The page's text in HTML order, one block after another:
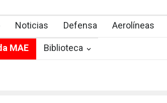
Noticias Defensa Aerolíneas
MAE Biblioteca